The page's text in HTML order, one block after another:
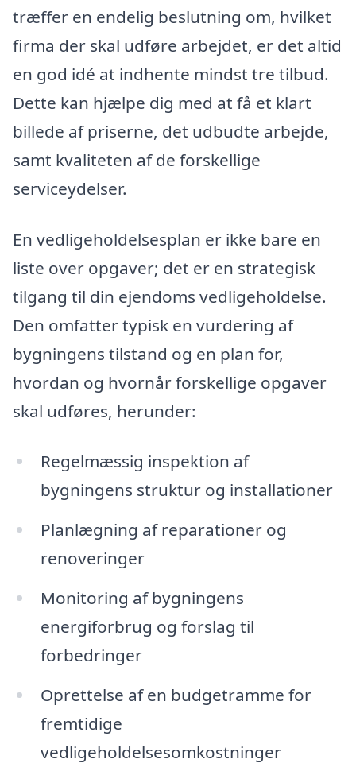
træffer en endelig beslutning om, hvilket
firma der skal udføre arbejdet, er det altid
en god idé at indhente mindst tre tilbud.
Dette kan hjælpe dig med at få et klart
billede af priserne, det udbudte arbejde,
samt kvaliteten af de forskellige
serviceydelser.
En vedligeholdelsesplan er ikke bare en
liste over opgaver; det er en strategisk
tilgang til din ejendoms vedligeholdelse.
Den omfatter typisk en vurdering af
bygningens tilstand og en plan for,
hvordan og hvornår forskellige opgaver
skal udføres, herunder:
Regelmæssig inspektion af
bygningens struktur og installationer
Planlægning af reparationer og
renoveringer
Monitoring af bygningens
energiforbrug og forslag til
forbedringer
Oprettelse af en budgetramme for
fremtidige
vedligeholdelsesomkostninger